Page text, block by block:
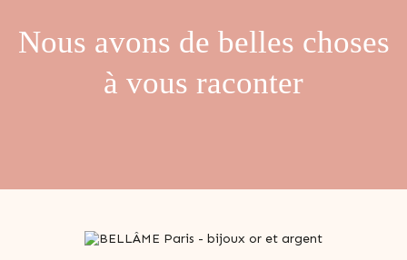
Nous avons de belles choses
à vous raconter